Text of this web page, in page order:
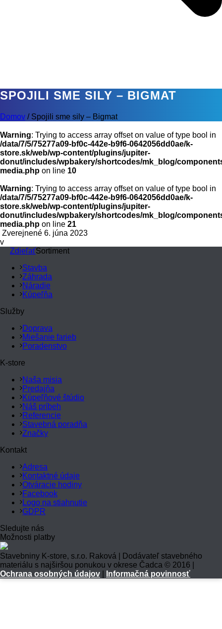
SPOJILI SME SILY – BIGMAT
Domov / Spojili sme sily – Bigmat
Warning: Trying to access array offset on value of type bool in
/data/7/5/75277a09-bf0c-442e-b9f6-0642056dd0ae/k-
store.sk/web/wp-content/plugins/jupiter-
donut/includes/wpbakery/shortcodes/mk_blog/
media.php on line 10
Warning: Trying to access array offset on value of type bool in
/data/7/5/75277a09-bf0c-442e-b9f6-0642056dd0ae/k-
store.sk/web/wp-content/plugins/jupiter-
donut/includes/wpbakery/shortcodes/mk_blog/
media.php on line 21
Zverejnené 6. júna 2023
v
ZdieľaťSortiment
Stavba
Záhrada
Náradie
Kúpeľňa
Služby
Doprava
Miešanie farieb
Poradenstvo
K-store
Naša misia
Predajňa
Kúpeľňové štúdio
Náš príbeh
Referencie
Stavebná poradňa
Značky
Kontakt
Adresa
Kontaktné údaje
Otváracie hodiny
Facebook
Logo na stiahnutie
GDPR
Sledujte nás
Možnosti platby
Stavebniny K-store, s.r.o. Raková | Dodávateľ stavebného
materiálu s najširšou ponukou v okrese Čadca © 2016 |
Ochrana osobných údajov
Informačná povinnosť